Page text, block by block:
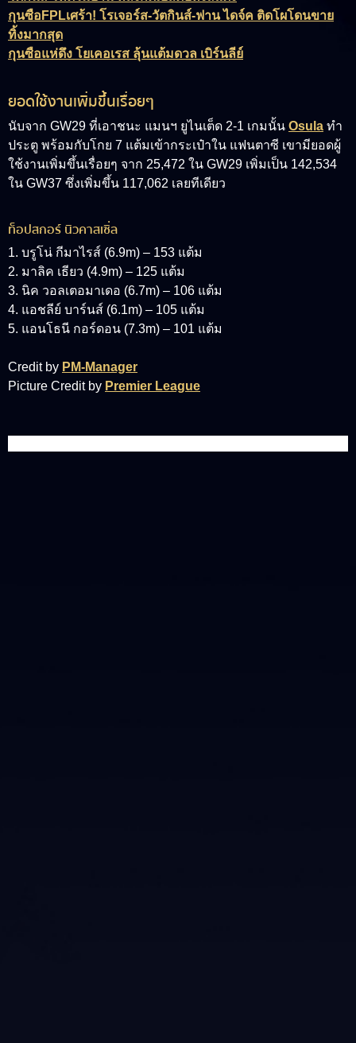
กุนซือFPLเศร้า! โรเจอร์ส-วัตกินส์-ฟาน ไดจ์ค ติดโผโดนขาย
ทิ้งมากสุด
กุนซือแห่ดึง โยเคอเรส ลุ้นแต้มดวล เบิร์นลีย์
ยอดใช้งานเพิ่มขึ้นเรื่อยๆ
นับจาก GW29 ที่เอาชนะ แมนฯ ยูไนเต็ด 2-1 เกมนั้น Osula ทำ
ประตู พร้อมกับโกย 7 แต้มเข้ากระเป๋าใน แฟนตาซี เขามียอดผู้
ใช้งานเพิ่มขึ้นเรื่อยๆ จาก 25,472 ใน GW29 เพิ่มเป็น 142,534
ใน GW37 ซึ่งเพิ่มขึ้น 117,062 เลยทีเดียว
ท็อปสกอร์ นิวคาสเซิ่ล
1. บรูโน่ กีมาไรส์ (6.9m) – 153 แต้ม
2. มาลิค เธียว (4.9m) – 125 แต้ม
3. นิค วอลเตอมาเดอ (6.7m) – 106 แต้ม
4. แอชลีย์ บาร์นส์ (6.1m) – 105 แต้ม
5. แอนโธนี กอร์ดอน (7.3m) – 101 แต้ม
Credit by PM-Manager
Picture Credit by Premier League